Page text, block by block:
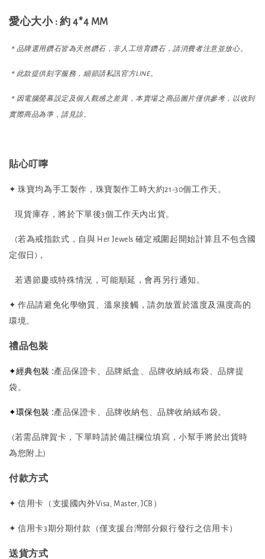
愛心大小 : 約 4*4 MM
＊品牌選用鑽石皆為天然鑽石，非人工培育鑽石，請消費者注意並放心。
＊此款提供刻字服務，細節請私訊官方LINE。
＊因電腦螢幕設定及個人觀感之差異，本賣場之商品圖片僅供參考，以收到
實際商品為準，請見諒。
貼心叮嚀
✦ 珠寶均為手工製作，珠寶製作工時大約21-30個工作天。
現貨庫存，將於下單後3個工作天內出貨。
(若為戒指款式，自與 Her Jewels 確定戒圍起開始計算且不包含國
定假日)，
若遇節慶或特殊情況，可能順延，會再另行通知。
✦ 作品請避免化學物質、溫泉接觸，請勿放置於溫度及濕度高的
環境。
禮品包裝
✦經典包裝 :產品保證卡、品牌紙盒、品牌收納絨布袋、品牌提
袋。
✦環保包裝 :產品保證卡、品牌收納包、品牌收納絨布袋。
(若需品牌賀卡，下單時請於備註欄位填寫，小幫手將於出貨時
為您附上)
付款方式
✦ 信用卡（支援國內外Visa, Master, JCB）
✦ 信用卡3期分期付款（僅支援台灣部分銀行發行之信用卡）
送貨方式